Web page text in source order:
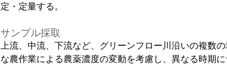
定・定量する。
サンプル採取
上流、中流、下流など、グリーンフロー川沿いの複数
な農作業による農薬濃度の変動を考慮し、異なる時期に